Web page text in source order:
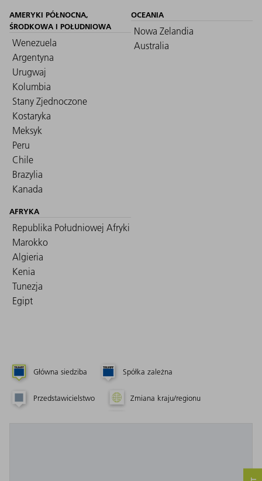
AMERYKI PÓŁNOCNA,
ŚRODKOWA I POŁUDNIOWA
Wenezuela
Argentyna
Urugwaj
Kolumbia
Stany Zjednoczone
Kostaryka
Meksyk
Peru
Chile
Brazylia
Kanada
OCEANIA
Nowa Zelandia
Australia
AFRYKA
Republika Południowej Afryki
Marokko
Algieria
Kenia
Tunezja
Egipt
Główna siedziba Spółka zależna
Przedstawicielstwo Zmiana kraju/regionu